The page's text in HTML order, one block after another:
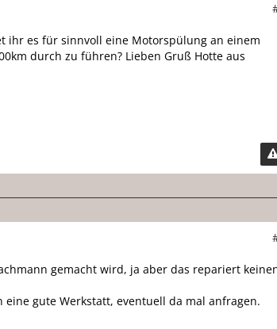
ihr es für sinnvoll eine Motorspülung an einem
durch zu führen? Lieben Gruß Hotte aus
gemacht wird, ja aber das repariert
eine gute Werkstatt, eventuell da mal anfragen.